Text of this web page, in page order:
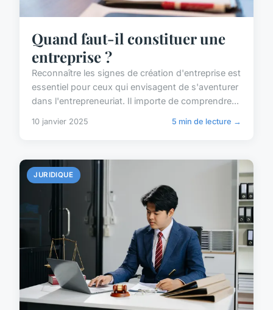
Quand faut-il constituer une
entreprise ?
Reconnaître les signes de création d'entreprise est
essentiel pour ceux qui envisagent de s'aventurer
dans l'entrepreneuriat. Il importe de comprendre...
10 janvier 2025 5 min de lecture →
JURIDIQUE